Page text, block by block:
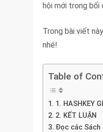
hội mới trong bối
Trong bài viết
nhé!
Table of
1. HASHKEY
2. KẾT LUẬN
Đọc các Sách